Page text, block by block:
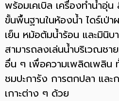
พร้อมเคเบิล เครื่องทำน้ำอุ่
ขั้นพื้นฐานในห้องน้ำ ไดร์เป่
เย็น หม้อต้มน้ำร้อน และมินิ
สามารถลงเล่นน้ำบริเวณช
อื่น ๆ เพื่อความเพลิดเพลิน
ชมปะการัง การตกปลา และ
เกาะต่าง ๆ ด้วย